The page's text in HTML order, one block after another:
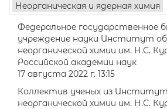
Неорганическая и ядерная химия
Федеральное государственное
учреждение науки Институт
неорганической химии им. Н.С.
Российской академии наук
17 августа 2022 г. 13:15
Коллектив ученых из
неорганической химии им. Н.С.